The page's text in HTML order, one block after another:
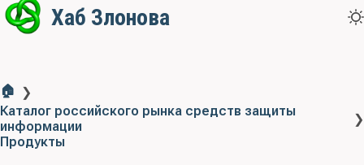
Хаб Злонова
🏠 ❯
Каталог российского рынка средств защиты
информации
❯
Продукты